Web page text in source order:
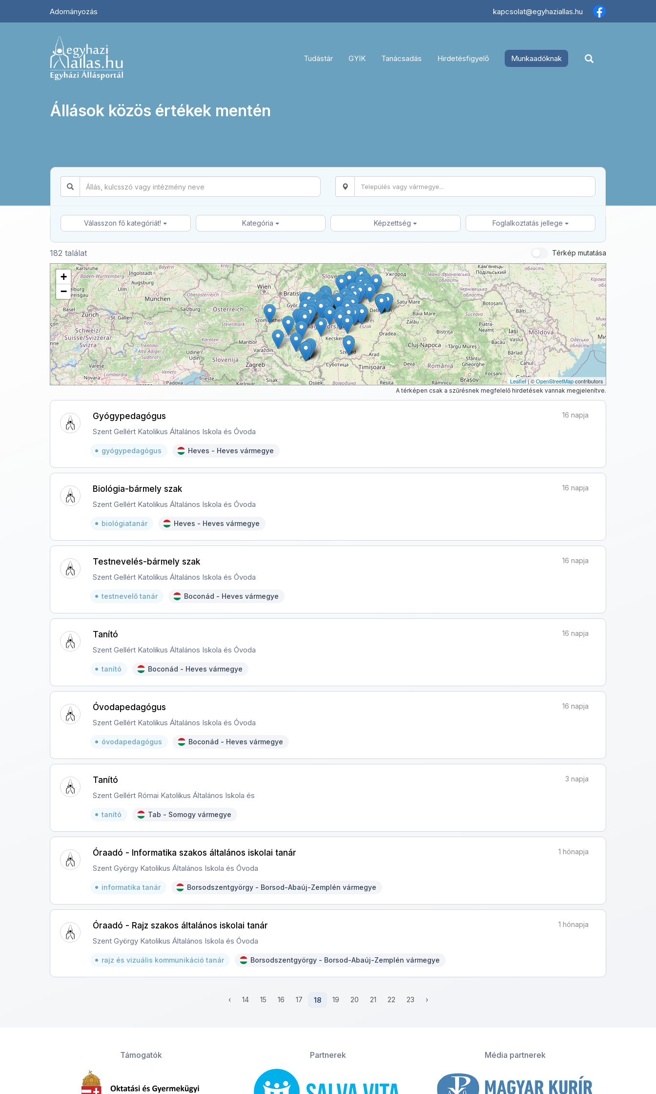
Adományozás kapcsolat@egyhaziallas.hu
Tudástár GYIK Tanácsadás Hirdetésfigyelő Munkaadóknak
Állások közös értékek mentén
Válasszon fő kategóriát! Kategória Képzettség Foglalkoztatás jellege
182 találat Térkép mutatása
+
−
Leaflet| ©OpenStreetMapcontributors
A térképen csak a szűrésnek megfelelő hirdetések vannak megjelenítve.
Gyógypedagógus 16 napja
Szent Gellért Katolikus Általános Iskola és Óvoda
gyógypedagógus Heves - Heves vármegye
Biológia-bármely szak 16 napja
Szent Gellért Katolikus Általános Iskola és Óvoda
biológiatanár Heves - Heves vármegye
Testnevelés-bármely szak 16 napja
Szent Gellért Katolikus Általános Iskola és Óvoda
testnevelő tanár Boconád - Heves vármegye
Tanító 16 napja
Szent Gellért Katolikus Általános Iskola és Óvoda
tanító Boconád - Heves vármegye
Óvodapedagógus 16 napja
Szent Gellért Katolikus Általános Iskola és Óvoda
óvodapedagógus Boconád - Heves vármegye
Tanító 3 napja
Szent Gellért Római Katolikus Általános Iskola és
tanító Tab - Somogy vármegye
Óraadó - Informatika szakos általános iskolai tanár 1 hónapja
Szent György Katolikus Általános Iskola és Óvoda
informatika tanár Borsodszentgyörgy - Borsod-Abaúj-Zemplén vármegye
Óraadó - Rajz szakos általános iskolai tanár 1 hónapja
Szent György Katolikus Általános Iskola és Óvoda
rajz és vizuális kommunikáció tanár Borsodszentgyörgy - Borsod-Abaúj-Zemplén vármegye
‹ 14 15 16 17 18 19 20 21 22 23 ›
Támogatók Partnerek Média partnerek